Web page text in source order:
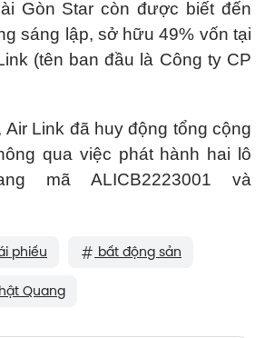
Gòn Star còn được biết đến
sáng lập, sở hữu 49% vốn tại
(tên ban đầu là Công ty CP
Air Link đã huy động tổng cộng
qua việc phát hành hai lô
mã ALICB2223001 và
phiếu bất động sản
Quang